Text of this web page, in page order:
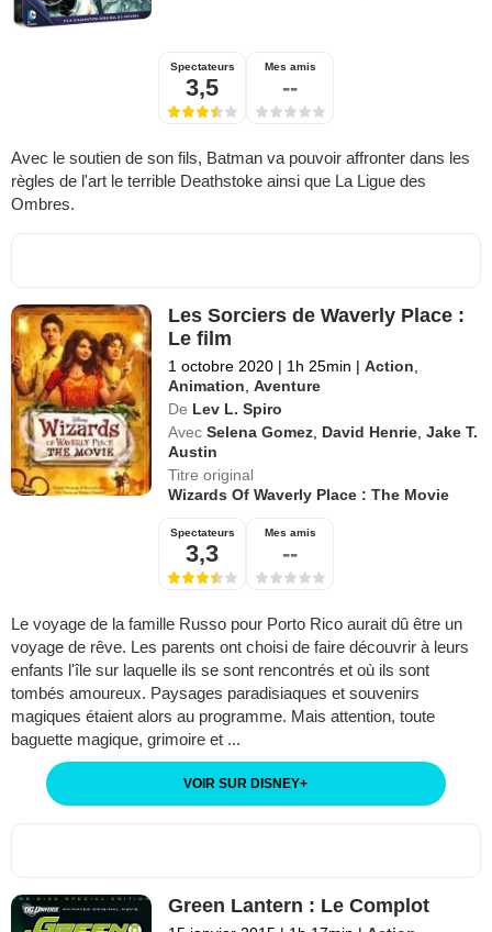
Spectateurs
3,5
Mes amis
--
Avec le soutien de son fils, Batman va pouvoir affronter dans les
règles de l'art le terrible Deathstoke ainsi que La Ligue des
Ombres.
Les Sorciers de Waverly Place :
Le film
1 octobre 2020 | 1h 25min | Action
Animation ,Aventure
De Lev L. Spiro
Avec Selena Gomez David Henrie ,Jake T.
Austin
Titre original
Wizards Of Waverly Place : The Movie
Spectateurs
3,3
Mes amis
--
Le voyage de la famille Russo pour Porto Rico aurait dû être un
voyage de rêve. Les parents ont choisi de faire découvrir à leurs
enfants l'île sur laquelle ils se sont rencontrés et où ils sont
tombés amoureux. Paysages paradisiaques et souvenirs
magiques étaient alors au programme. Mais attention, toute
baguette magique, grimoire et ...
VOIR SUR DISNEY+
Green Lantern : Le Complot